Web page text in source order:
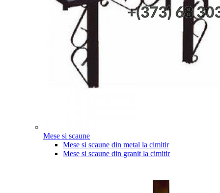
Mese si scaune
Mese si scaune din metal la cimitir
Mese si scaune din granit la cimitir